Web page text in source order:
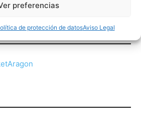
preferencias
de protección de datosAviso Legal